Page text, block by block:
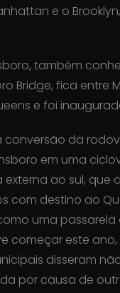
e o
também
Bridge, fica entre
e foi
conversão da
em uma
externa ao sul, que
com destino ao
uma passarela
começar este ano,
disseram
por causa de